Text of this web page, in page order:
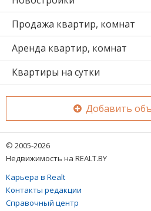
Продажа квартир, комнат
Аренда квартир, комнат
Квартиры на сутки
Добавить
© 2005-2026
Недвижимость на REALT.BY
Карьера в Realt
Контакты редакции
Справочный центр